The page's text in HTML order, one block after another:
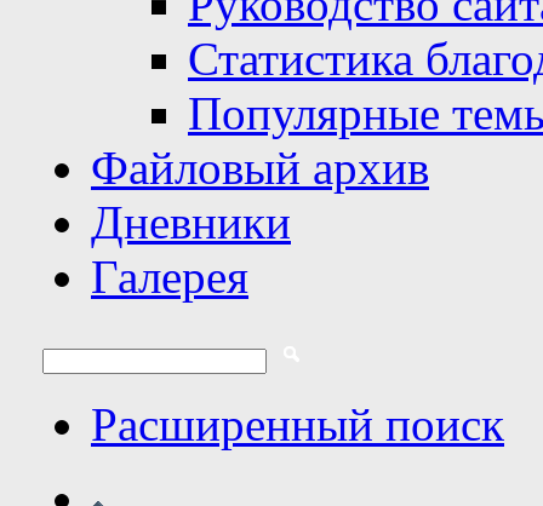
Статистика
Популярные
Файловый архив
Дневники
Галерея
Расширенный поиск